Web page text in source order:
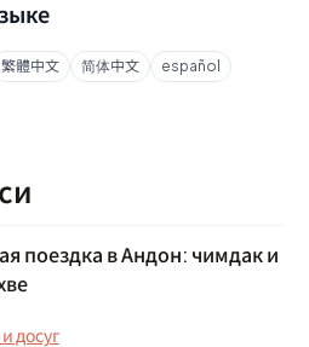
繁體中文 简体中文
español
поездка в Андон: чимдак и
досуг